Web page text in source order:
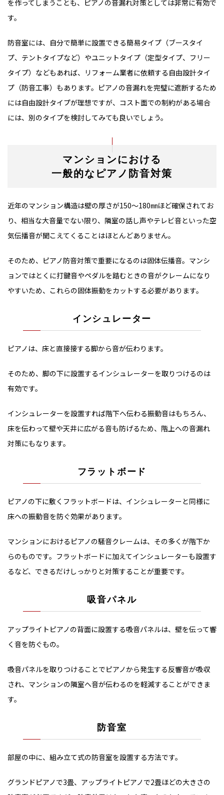
を作ってしまうことも、ピアノの音漏れ対策としては非常に有効で
す。
防音室には、自分で簡単に設置できる簡易タイプ（ブースタイ
プ、テントタイプなど）やユニットタイプ（定型タイプ、フリー
タイプ）などもあれば、リフォーム業者に依頼する自由設計タイ
プ（防音工事）もあります。ピアノの音漏れを完璧に遮断するため
には自由設計タイプが理想ですが、コスト面での制約がある場合
には、別のタイプを検討してみても良いでしょう。
マンションにおける
一般的なピアノ防音対策
近年のマンション構造は壁の厚さが150～180㎜ほど確保されてお
り、相当な大音量でない限り、隣室の話し声やテレビ音といった空
気伝播音が聞こえてくることはほとんどありません。
そのため、ピアノ防音対策で重要になるのは固体伝播音。マンシ
ョンではとくに打鍵音やペダルを踏むときの音がクレームになり
やすいため、これらの固体振動をカットする必要があります。
インシュレーター
ピアノは、床と直接接する脚から音が伝わります。
そのため、脚の下に設置するインシュレーターを取りつけるのは
有効です。
インシュレーターを設置すれば階下へ伝わる振動音はもちろん、
床を伝わって壁や天井に広がる音も防げるため、階上への音漏れ
対策にもなります。
フラットボード
ピアノの下に敷くフラットボードは、インシュレーターと同様に
床への振動音を防ぐ効果があります。
マンションにおけるピアノの騒音クレームは、その多くが階下か
らのものです。フラットボードに加えてインシュレーターも設置す
るなど、できるだけしっかりと対策することが重要です。
吸音パネル
アップライトピアノの背面に設置する吸音パネルは、壁を伝って響
く音を防ぐもの。
吸音パネルを取りつけることでピアノから発生する反響音が吸収
され、マンションの隣室へ音が伝わるのを軽減することができま
す。
防音室
部屋の中に、組み立て式の防音室を設置する方法です。
グランドピアノで3畳、アップライトピアノで2畳ほどの大きさの